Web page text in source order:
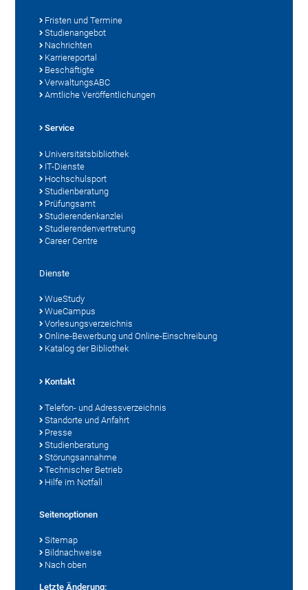
Fristen und Termine
Studienangebot
Nachrichten
Karriereportal
Beschäftigte
VerwaltungsABC
Amtliche Veröffentlichungen
Service
Universitätsbibliothek
IT-Dienste
Hochschulsport
Studienberatung
Prüfungsamt
Studierendenkanzlei
Studierendenvertretung
Career Centre
Dienste
WueStudy
WueCampus
Vorlesungsverzeichnis
Online-Bewerbung und Online-Einschreibung
Katalog der Bibliothek
Kontakt
Telefon- und Adressverzeichnis
Standorte und Anfahrt
Presse
Studienberatung
Störungsannahme
Technischer Betrieb
Hilfe im Notfall
Seitenoptionen
Sitemap
Bildnachweise
Nach oben
Letzte Änderung: